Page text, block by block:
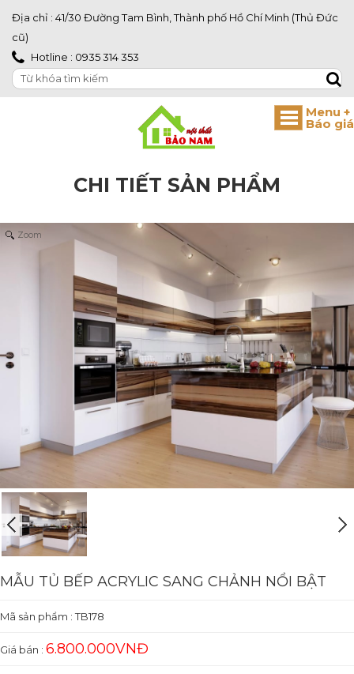
Địa chỉ : 41/30 Đường Tam Bình, Thành phố Hồ Chí Minh (Thủ Đức
cũ)
Hotline : 0935 314 353
CHI TIẾT SẢN PHẨM
Zoom
MẪU TỦ BẾP ACRYLIC SANG CHẢNH NỔI BẬT
Mã sản phẩm :TB178
Giá bán : 6.800.000VNĐ